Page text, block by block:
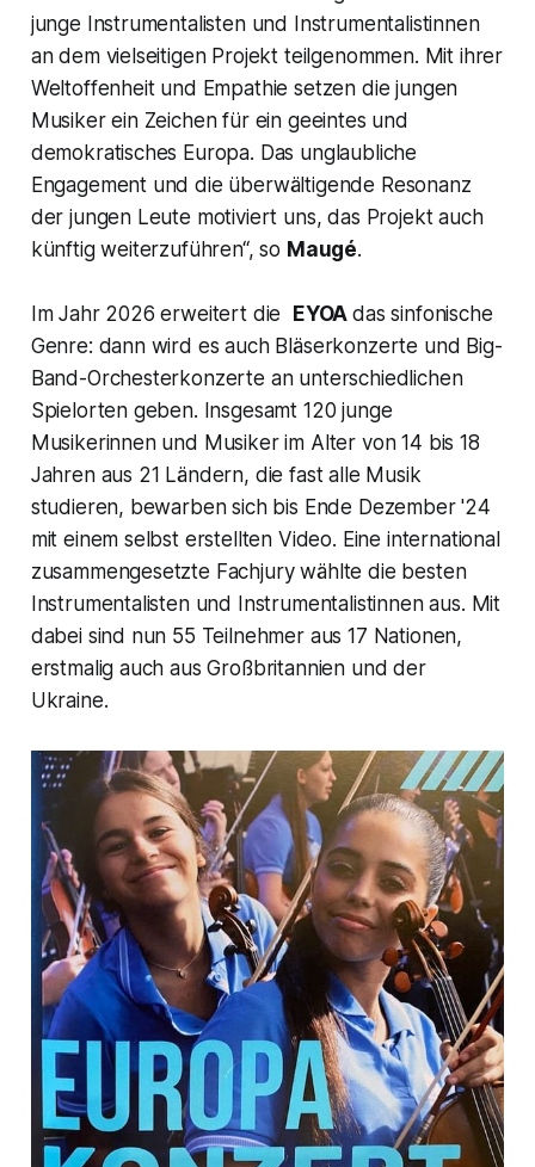
junge Instrumentalisten und Instrumentalistinnen
an dem vielseitigen Projekt teilgenommen. Mit ihrer
Weltoffenheit und Empathie setzen die jungen
Musiker ein Zeichen für ein geeintes und
demokratisches Europa. Das unglaubliche
Engagement und die überwältigende Resonanz
der jungen Leute motiviert uns, das Projekt auch
künftig weiterzuführen“, so Maugé.
Im Jahr 2026 erweitert die EYOAdas sinfonische
Genre: dann wird es auch Bläserkonzerte und Big-
Band-Orchesterkonzerte an unterschiedlichen
Spielorten geben. Insgesamt 120 junge
Musikerinnen und Musiker im Alter von 14 bis 18
Jahren aus 21 Ländern, die fast alle Musik
studieren, bewarben sich bis Ende Dezember '24
mit einem selbst erstellten Video. Eine international
zusammengesetzte Fachjury wählte die besten
Instrumentalisten und Instrumentalistinnen aus. Mit
dabei sind nun 55 Teilnehmer aus 17 Nationen,
erstmalig auch aus Großbritannien und der
Ukraine.